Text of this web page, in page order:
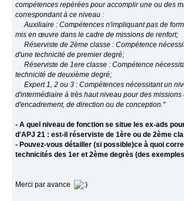
compétences repérées pour accomplir une ou des
correspondant à ce niveau :
Auxiliaire : Compétences n'impliquant pas de
mis en œuvre dans le cadre de missions de renfort;
Réserviste de 2ème classe : Compétence
d'une technicité de premier degré;
Réserviste de 1ere classe : Compétence
technicité de deuxième degré;
Expert 1, 2 ou 3 : Compétences nécessitant un
d'intermédiaire à très haut niveau pour des missions
d'encadrement, de direction ou de conception."
- A quel niveau de fonction se situe les ex-ads
d'APJ 21 : est-il réserviste de 1ère ou de 2ème
- Pouvez-vous détailler (si possible)ce à quoi
technicités des 1er et 2ème degrès (des
Merci par avance